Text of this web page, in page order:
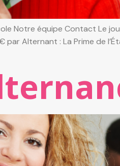
Notre équipe Contact Le
Alternant : La Prime de